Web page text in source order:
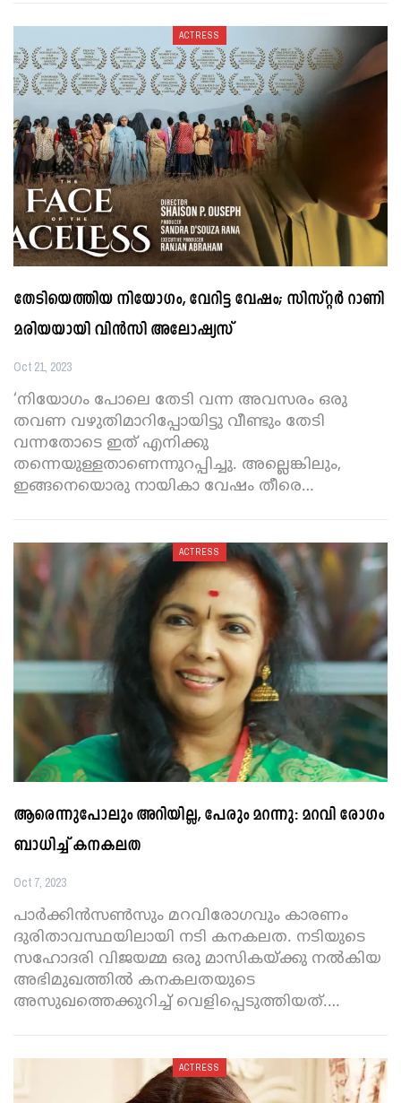
ACTRESS
തേടിയെത്തിയ നിയോഗം, വേറിട്ട വേഷം; സിസ്റ്റർ റാണി
മരിയയായി വിൻസി അലോഷ്യസ്
Oct 21, 2023
‘നിയോഗം പോലെ തേടി വന്ന അവസരം ഒരു
തവണ വഴുതിമാറിപ്പോയിട്ടു വീണ്ടും തേടി
വന്നതോടെ ഇത് എനിക്കു
തന്നെയുള്ളതാണെന്നുറപ്പിച്ചു. അല്ലെങ്കിലും,
ഇങ്ങനെയൊരു നായികാ വേഷം തീരെ…
ACTRESS
ആരെന്നുപോലും അറിയില്ല, പേരും മറന്നു: മറവി രോഗം
ബാധിച്ച് കനകലത
Oct 7, 2023
പാര്‍ക്കിൻസൺസും മറവിരോഗവും കാരണം
ദുരിതാവസ്ഥയിലായി നടി കനകലത. നടിയുടെ
സഹോദരി വിജയമ്മ ഒരു മാസികയ്ക്കു നൽകിയ
അഭിമുഖത്തിൽ കനകലതയുടെ
അസുഖത്തെക്കുറിച്ച് വെളിപ്പെടുത്തിയത്.…
ACTRESS